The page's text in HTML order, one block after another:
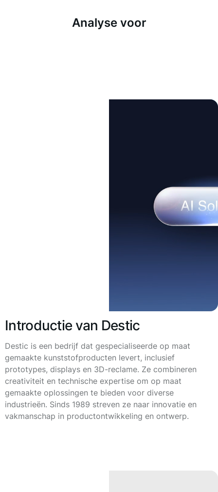
Analyse voor
Introductie van Destic
Destic is een bedrijf dat gespecialiseerde op maat
gemaakte kunststofproducten levert, inclusief
prototypes, displays en 3D-reclame. Ze combineren
creativiteit en technische expertise om op maat
gemaakte oplossingen te bieden voor diverse
industrieën. Sinds 1989 streven ze naar innovatie en
vakmanschap in productontwikkeling en ontwerp.